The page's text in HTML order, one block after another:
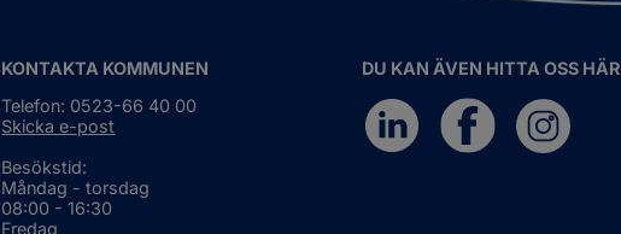
KONTAKTA KOMMUNEN
Telefon: 0523-66 40 00
Skicka e-post
Besökstid:
Måndag - torsdag
08:00 - 16:30
Fredag
DU KAN ÄVEN HITTA OSS HÄR